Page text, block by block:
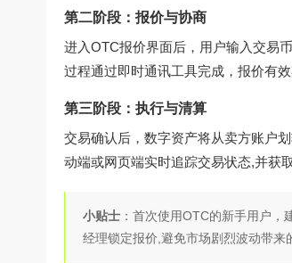
第二阶段：报价与协商
进入OTC报价界面后，用户输入交易
过程通过即时通讯工具完成，报价有
第三阶段：执行与清算
交易确认后，数字资产将从卖方账户
动端或网页端实时追踪交易状态,并获
小贴士 ：首次使用OTC的新手用户
经理锁定报价,避免市场剧烈波动带来